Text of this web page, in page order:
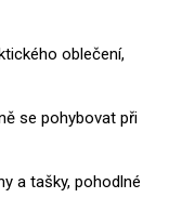
oblečení,
se pohybovat při
a tašky, pohodlné